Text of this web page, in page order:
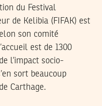
du Festival
de Kelibia (FIFAK) est
son comité
est de 1300
l’impact socio-
sort beaucoup
Carthage.